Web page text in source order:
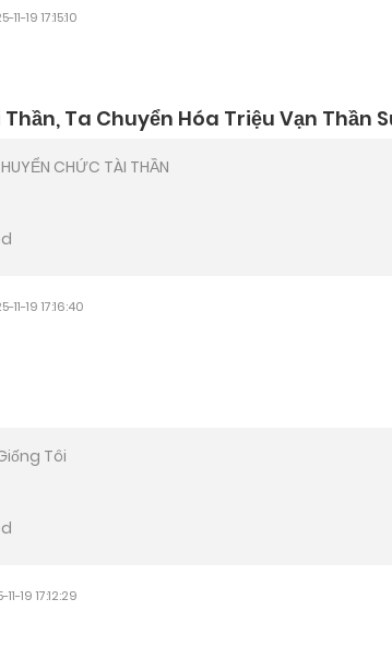
11-19 17:15:10
Ta Chuyển Hóa Triệu Vạn Thần
CHỨC TÀI THẦN
11-19 17:16:40
Tôi
19 17:12:29